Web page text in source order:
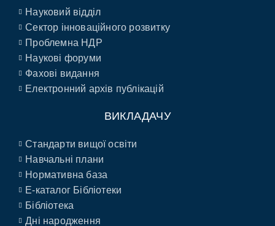
Науковий відділ
Сектор інноваційного розвитку
Проблемна НДР
Наукові форуми
Фахові видання
Електронний архів публікацій
ВИКЛАДАЧУ
Стандарти вищої освіти
Навчальні плани
Нормативна база
E-каталог Бібліотеки
Бібліотека
Дні народження